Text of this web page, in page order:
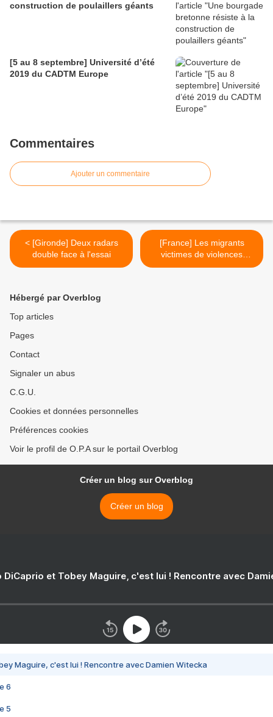
construction de poulaillers géants
[5 au 8 septembre] Université d’été
2019 du CADTM Europe
Commentaires
Ajouter un commentaire
< [Gironde] Deux radars
double face à l'essai
[France] Les migrants
victimes de violences
policières >
Hébergé par Overblog
Top articles
Pages
Contact
Signaler un abus
C.G.U.
Cookies et données personnelles
Préférences cookies
Voir le profil de O.P.A sur le portail Overblog
Créer un blog sur Overblog
Créer un blog
DiCaprio et Tobey Maguire, c'est lui ! Rencontre avec
Maguire, c'est lui ! Rencontre avec Damien Witecka
6
5